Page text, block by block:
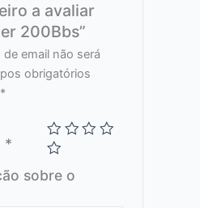
a avaliar
200Bbs”
email não será
obrigatórios
*
*
sobre o